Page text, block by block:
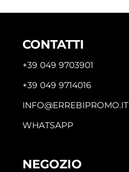
CONTATTI
+39 049 9703901
+39 049 9714016
INFO@ERREBIPROMO.IT
WHATSAPP
NEGOZIO